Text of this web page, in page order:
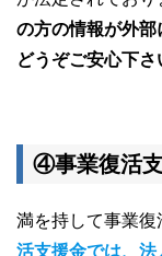
の方の情報が外部
どうぞご安心下さ
④事業復活
満を持して事業復
活支援金では、